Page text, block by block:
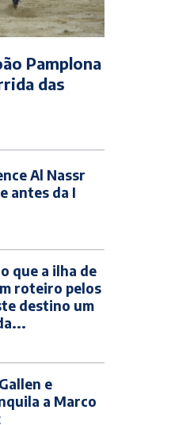
Pamplona
das
Al Nassr
antes da I
que a ilha de
roteiro pelos
destino um
e
a Marco